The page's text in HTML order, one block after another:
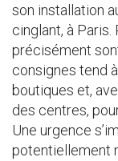
son installation
cinglant, à
précisément
consignes tend
boutiques et,
des centres,
Une urgence
potentiellement